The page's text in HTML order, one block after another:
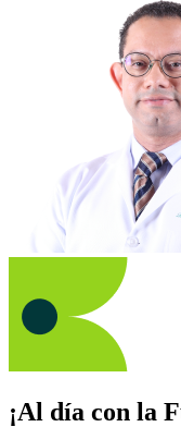
¡Al día con la